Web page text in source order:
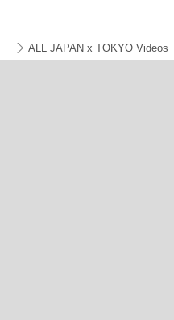
ALL JAPAN x TOKYO Videos